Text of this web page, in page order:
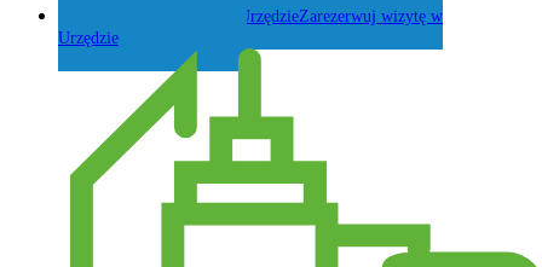
Zarezerwuj wizytę w
Urzędzie